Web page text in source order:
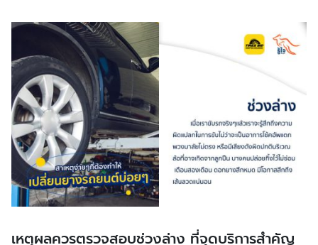
เหตุผลควรตรวจสอบช่วงล่าง ที่จุดบริการสำคัญ